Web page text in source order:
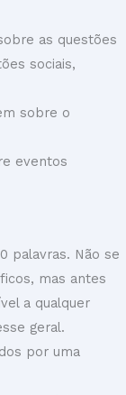
as questões
sociais,
sobre o
eventos
palavras. Não se
mas antes
a qualquer
geral.
por uma